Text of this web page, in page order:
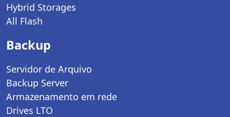
Hybrid Storages
All Flash
Backup
Servidor de Arquivo
Backup Server
Armazenamento em rede
Drives LTO